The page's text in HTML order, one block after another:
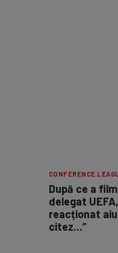
CONFERENCE
După ce a
delegat
reacționat
citez...”